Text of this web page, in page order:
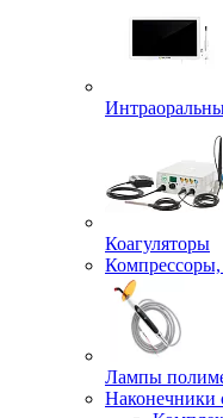
Коагуляторы
Лампы
Наконечники